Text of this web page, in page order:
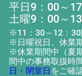
平日9：00～
土曜9：00～
※11：30～12：30
※日曜祝日、休業
※休業期間中（夏
間中の事務取扱時
日・閉室日をご確